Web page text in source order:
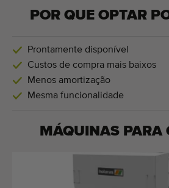
POR QUE OPTAR
Prontamente disponível
Custos de compra mais baixos
Menos amortização
Mesma funcionalidade
MÁQUINAS PARA